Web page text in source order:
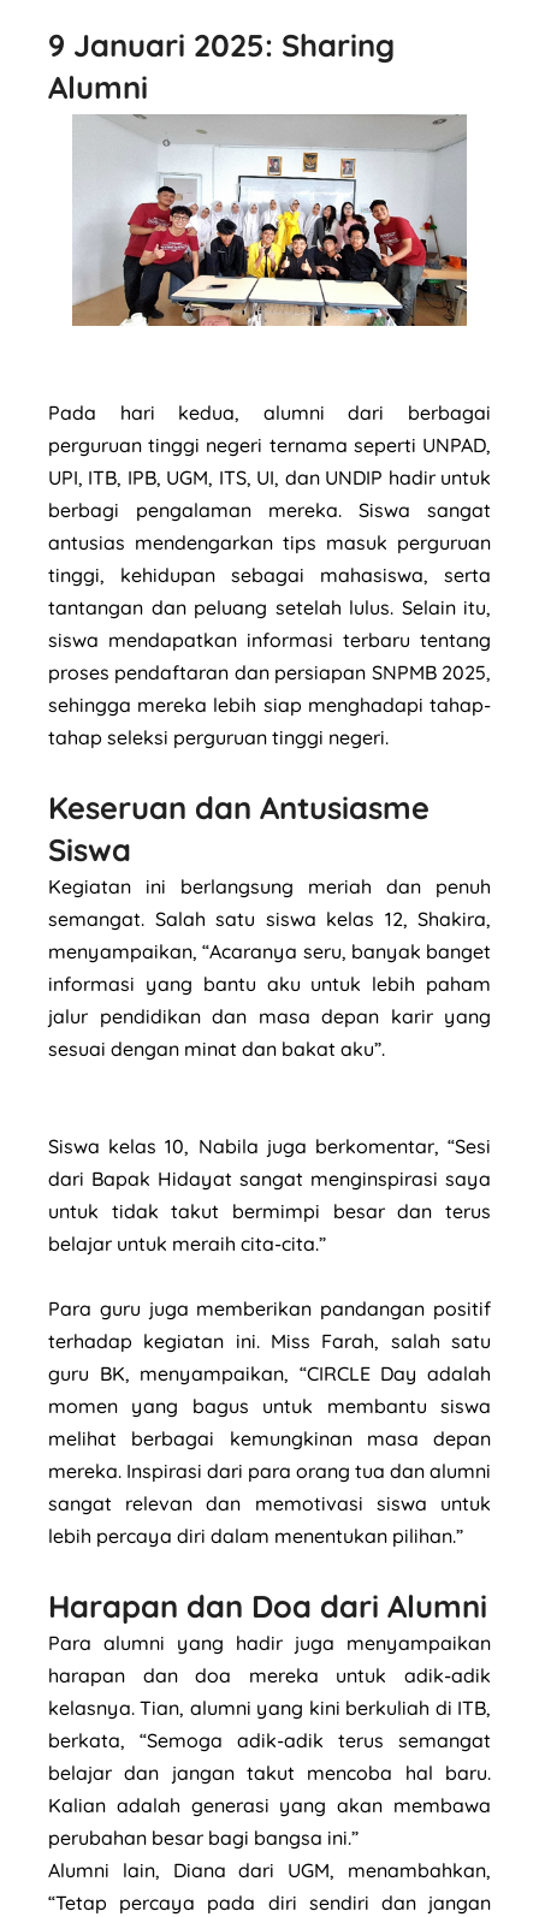
9 Januari 2025: Sharing
Alumni
Pada hari kedua, alumni dari berbagai
perguruan tinggi negeri ternama seperti UNPAD,
UPI, ITB, IPB, UGM, ITS, UI, dan UNDIP hadir untuk
berbagi pengalaman mereka. Siswa sangat
antusias mendengarkan tips masuk perguruan
tinggi, kehidupan sebagai mahasiswa, serta
tantangan dan peluang setelah lulus. Selain itu,
siswa mendapatkan informasi terbaru tentang
proses pendaftaran dan persiapan SNPMB 2025,
sehingga mereka lebih siap menghadapi tahap-
tahap seleksi perguruan tinggi negeri.
Keseruan dan Antusiasme
Siswa
Kegiatan ini berlangsung meriah dan penuh
semangat. Salah satu siswa kelas 12, Shakira,
menyampaikan, “Acaranya seru, banyak banget
informasi yang bantu aku untuk lebih paham
jalur pendidikan dan masa depan karir yang
sesuai dengan minat dan bakat aku”.
Siswa kelas 10, Nabila juga berkomentar, “Sesi
dari Bapak Hidayat sangat menginspirasi saya
untuk tidak takut bermimpi besar dan terus
belajar untuk meraih cita-cita.”
Para guru juga memberikan pandangan positif
terhadap kegiatan ini. Miss Farah, salah satu
guru BK, menyampaikan, “CIRCLE Day adalah
momen yang bagus untuk membantu siswa
melihat berbagai kemungkinan masa depan
mereka. Inspirasi dari para orang tua dan alumni
sangat relevan dan memotivasi siswa untuk
lebih percaya diri dalam menentukan pilihan.”
Harapan dan Doa dari Alumni
Para alumni yang hadir juga menyampaikan
harapan dan doa mereka untuk adik-adik
kelasnya. Tian, alumni yang kini berkuliah di ITB,
berkata, “Semoga adik-adik terus semangat
belajar dan jangan takut mencoba hal baru.
Kalian adalah generasi yang akan membawa
perubahan besar bagi bangsa ini.”
Alumni lain, Diana dari UGM, menambahkan,
“Tetap percaya pada diri sendiri dan jangan